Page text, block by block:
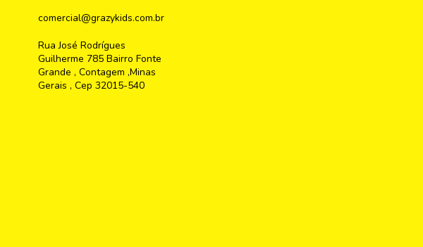
comercial@grazykids.com.br
Rua José Rodrígues
Guilherme 785 Bairro Fonte
Grande , Contagem ,Minas
Gerais , Cep 32015-540